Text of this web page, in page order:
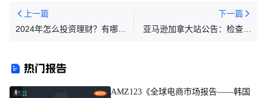
上一篇
2024年怎么投资理财？有哪些
下一篇
亚马逊加拿大站公告：检查超
热门报告
1
AMZ123《全球电商市场报告——韩国